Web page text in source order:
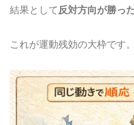
結果として 反対方向が勝っ
これが運動残効の大枠です。